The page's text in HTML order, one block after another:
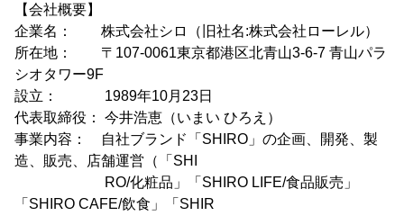
【会社概要】
企業名： 株式会社シロ（旧社名:株式会社ローレル）
所在地： 〒107-0061東京都港区北青山3-6-7 青山パラ
シオタワー9F
設立： 1989年10月23日
代表取締役： 今井浩恵（いまい ひろえ）
事業内容： 自社ブランド「SHIRO」の企画、開発、製
造、販売、店舗運営（「SHI
RO/化粧品」「SHIRO LIFE/食品販売」
「SHIRO CAFE/飲食」「SHIR